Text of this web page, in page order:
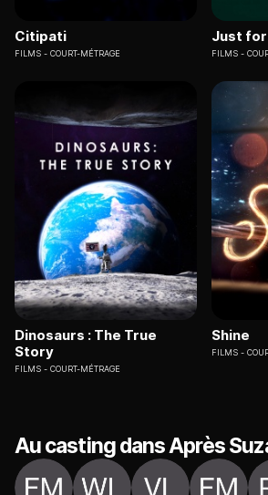
Citipati
FILMS COURT-MÉTRAGE
Just
FILMS
Dinosaurs : The True
Story
FILMS COURT-MÉTRAGE
Shine
FILMS
Au casting dans Après